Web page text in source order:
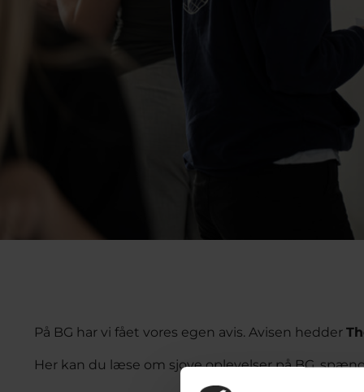
På BG har vi fået vores egen avis. Avisen hedder
Her kan du læse om sjove oplevelser på BG,